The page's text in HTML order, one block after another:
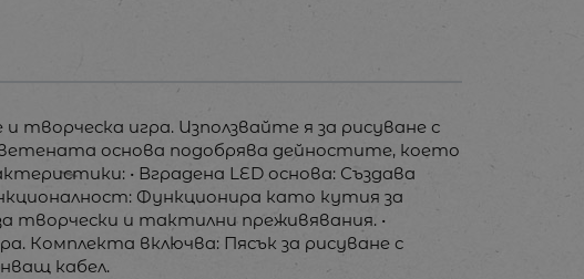
творческа игра. Използвайте я за рисуване с
основа подобрява дейностите, което
• Вградена LED основа: Създава
Функционира като кутия за
творчески и тактилни преживявания. •
Комплекта включва: Пясък за рисуване с
кабел.